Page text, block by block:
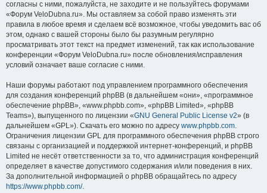
согласны с ними, пожалуйста, не заходите и не пользуйтесь форумами
«Форум VeloDubna.ru». Мы оставляем за собой право изменять эти
правила в любое время и сделаем всё возможное, чтобы уведомить вас об
этом, однако с вашей стороны было бы разумным регулярно
просматривать этот текст на предмет изменений, так как использование
конференции «Форум VeloDubna.ru» после обновления/исправления
условий означает ваше согласие с ними.
Наши форумы работают под управлением программного обеспечения
для создания конференций phpBB (в дальнейшем «они», «программное
обеспечение phpBB», «www.phpbb.com», «phpBB Limited», «phpBB
Teams»), выпущенного по лицензии «GNU General Public License v2» (в
дальнейшем «GPL»). Скачать его можно по адресу www.phpbb.com.
Ограничения лицензии GPL для программного обеспечения phpBB строго
связаны с организацией и поддержкой интернет-конференций, и phpBB
Limited не несёт ответственности за то, что администрация конференций
определяет в качестве допустимого содержания и/или поведения в них.
За дополнительной информацией о phpBB обращайтесь по адресу
https://www.phpbb.com/.